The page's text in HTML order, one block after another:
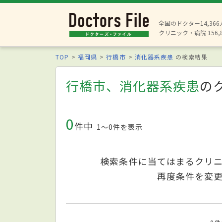
全国のドクター14,366
クリニック・病院
TOP 福岡県 行橋市 消化器系疾患 の検索結果
行橋市、消化器系疾患の
0件中 1〜0件を表示
検索条件に当てはまるクリ
再度条件を変